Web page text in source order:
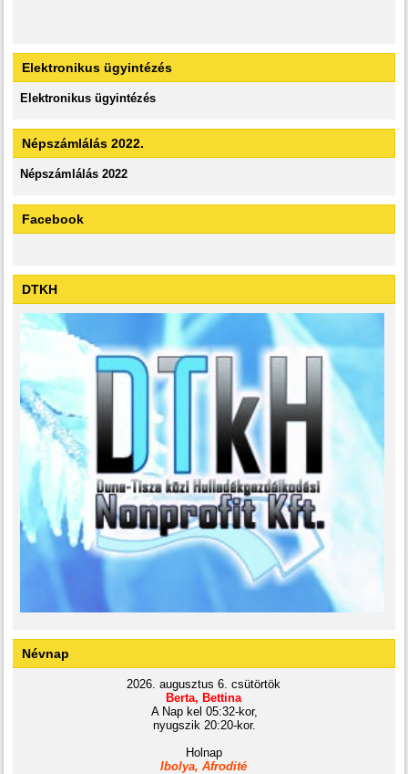
Elektronikus ügyintézés
Elektronikus ügyintézés
Népszámlálás 2022.
Népszámlálás 2022
Facebook
DTKH
Névnap
2026. augusztus 6. csütörtök
Berta, Bettina
A Nap kel 05:32-kor,
nyugszik 20:20-kor.
Holnap
Ibolya, Afrodité